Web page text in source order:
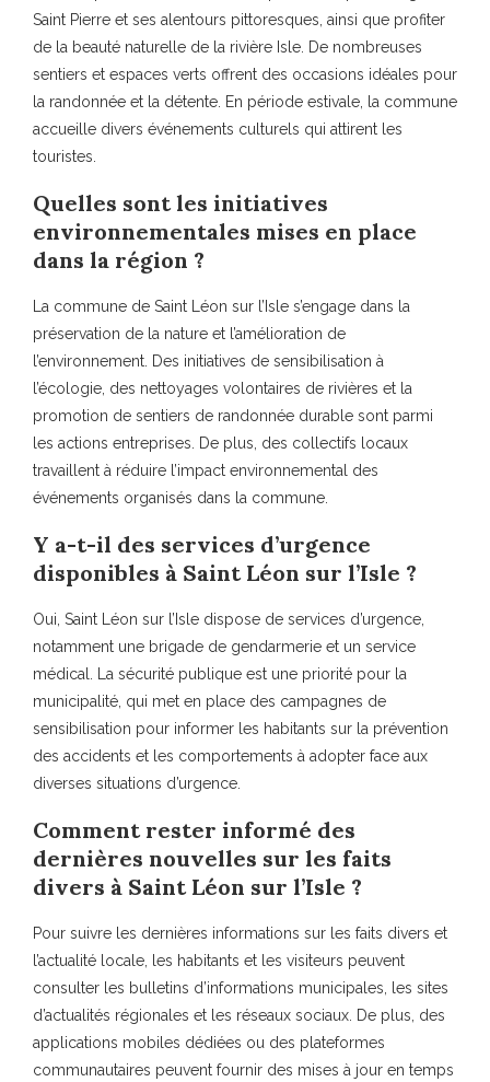
Saint Pierre et ses alentours pittoresques, ainsi que profiter
de la beauté naturelle de la rivière Isle. De nombreuses
sentiers et espaces verts offrent des occasions idéales pour
la randonnée et la détente. En période estivale, la commune
accueille divers événements culturels qui attirent les
touristes.
Quelles sont les initiatives
environnementales mises en place
dans la région ?
La commune de Saint Léon sur l’Isle s’engage dans la
préservation de la nature et l’amélioration de
l’environnement. Des initiatives de sensibilisation à
l’écologie, des nettoyages volontaires de rivières et la
promotion de sentiers de randonnée durable sont parmi
les actions entreprises. De plus, des collectifs locaux
travaillent à réduire l’impact environnemental des
événements organisés dans la commune.
Y a-t-il des services d’urgence
disponibles à Saint Léon sur l’Isle ?
Oui, Saint Léon sur l’Isle dispose de services d’urgence,
notamment une brigade de gendarmerie et un service
médical. La sécurité publique est une priorité pour la
municipalité, qui met en place des campagnes de
sensibilisation pour informer les habitants sur la prévention
des accidents et les comportements à adopter face aux
diverses situations d’urgence.
Comment rester informé des
dernières nouvelles sur les faits
divers à Saint Léon sur l’Isle ?
Pour suivre les dernières informations sur les faits divers et
l’actualité locale, les habitants et les visiteurs peuvent
consulter les bulletins d’informations municipales, les sites
d’actualités régionales et les réseaux sociaux. De plus, des
applications mobiles dédiées ou des plateformes
communautaires peuvent fournir des mises à jour en temps